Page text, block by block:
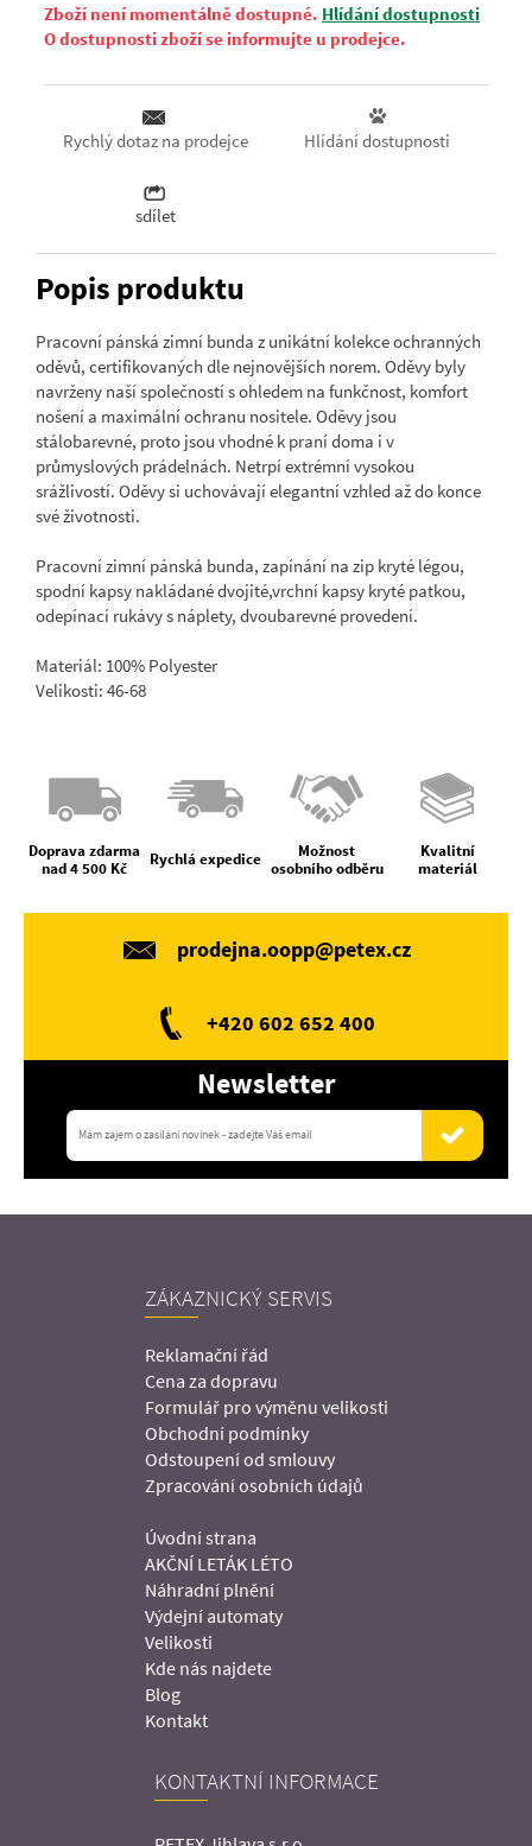
Zboží není momentálně dostupné. Hlídání dostupnosti
O dostupnosti zboží se informujte u prodejce.
Rychlý dotaz na prodejce Hlídání dostupnosti
sdílet
Popis produktu
Pracovní pánská zimní bunda z unikátní kolekce ochranných
oděvů, certifikovaných dle nejnovějších norem. Oděvy byly
navrženy naší společností s ohledem na funkčnost, komfort
nošení a maximální ochranu nositele. Oděvy jsou
stálobarevné, proto jsou vhodné k praní doma i v
průmyslových prádelnách. Netrpí extrémní vysokou
srážlivostí. Oděvy si uchovávají elegantní vzhled až do konce
své životnosti.
Pracovní zimní pánská bunda, zapínání na zip kryté légou,
spodní kapsy nakládané dvojité,vrchní kapsy kryté patkou,
odepínací rukávy s náplety, dvoubarevné provedení.
Materiál: 100% Polyester
Velikosti: 46-68
Doprava zdarma
nad 4 500 Kč
Rychlá expedice
Možnost
osobního odběru
Kvalitní
materiál
prodejna.oopp@petex.cz
+420 602 652 400
Newsletter
ZÁKAZNICKÝ SERVIS
Reklamační řád
Cena za dopravu
Formulář pro výměnu velikosti
Obchodní podmínky
Odstoupení od smlouvy
Zpracování osobních údajů
Úvodní strana
AKČNÍ LETÁK LÉTO
Náhradní plnění
Výdejní automaty
Velikosti
Kde nás najdete
Blog
Kontakt
KONTAKTNÍ INFORMACE